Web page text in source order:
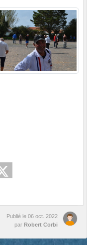
Publié le 06 oct. 2022
par Robert Corbi